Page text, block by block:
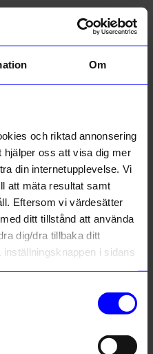
Om
och riktad annonsering
hjälper oss att visa dig mer
din internetupplevelse. Vi
att mäta resultat samt
Eftersom vi värdesätter
ditt tillstånd att använda
dig/dra tillbaka ditt
i sidans